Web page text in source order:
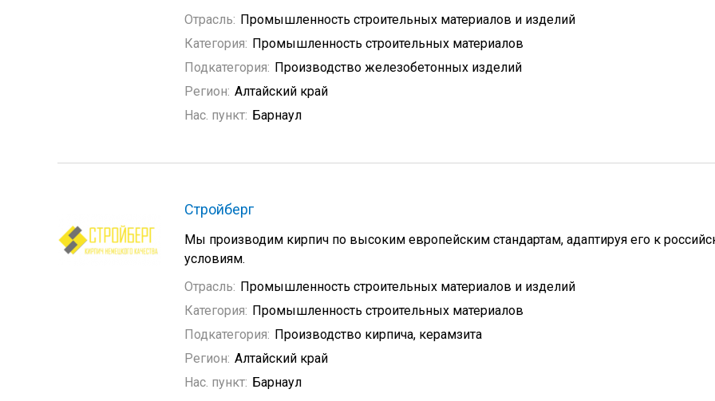
Отрасль: Промышленность строительных материалов и изделий
Категория: Промышленность строительных материалов
Подкатегория: Производство железобетонных изделий
Регион: Алтайский край
Нас. пункт: Барнаул
Стройберг
Мы производим кирпич по высоким европейским стандартам, адаптируя его к
условиям.
Отрасль: Промышленность строительных материалов и изделий
Категория: Промышленность строительных материалов
Подкатегория: Производство кирпича, керамзита
Регион: Алтайский край
Нас. пункт: Барнаул